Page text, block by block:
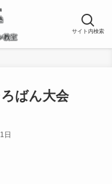
サイト内検索
ばん大会
日